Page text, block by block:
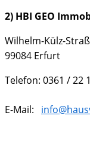
2) HBI GEO
Wilhelm-Külz-
99084 Erfurt
Telefon: 0361 / 22
E-Mail: